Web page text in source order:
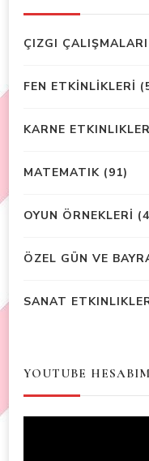
ÇIZGI ÇALIŞMALARI
FEN ETKİNLİKLERİ
KARNE
MATEMATIK (91)
OYUN ÖRNEKLERİ
ÖZEL GÜN VE
SANAT
YOUTUBE